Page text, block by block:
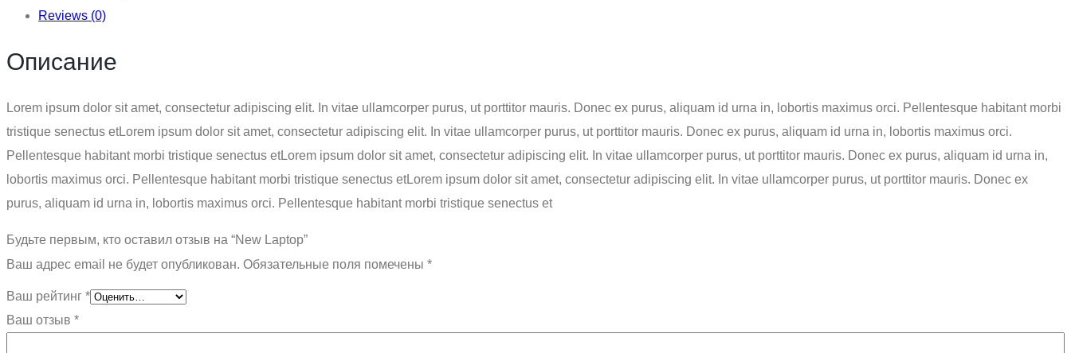
Reviews (0)
Описание
Lorem ipsum dolor sit amet, consectetur adipiscing elit. In vitae ullamcorper purus, ut porttitor mauris. Donec ex purus, aliquam id urna in, lobortis maximus orci. Pellentesque habitant morbi
tristique senectus etLorem ipsum dolor sit amet, consectetur adipiscing elit. In vitae ullamcorper purus, ut porttitor mauris. Donec ex purus, aliquam id urna in, lobortis maximus orci.
Pellentesque habitant morbi tristique senectus etLorem ipsum dolor sit amet, consectetur adipiscing elit. In vitae ullamcorper purus, ut porttitor mauris. Donec ex purus, aliquam id urna in,
lobortis maximus orci. Pellentesque habitant morbi tristique senectus etLorem ipsum dolor sit amet, consectetur adipiscing elit. In vitae ullamcorper purus, ut porttitor mauris. Donec ex
purus, aliquam id urna in, lobortis maximus orci. Pellentesque habitant morbi tristique senectus et
Будьте первым, кто оставил отзыв на “New Laptop”
Ваш адрес email не будет опубликован. Обязательные поля помечены *
Ваш рейтинг *
Ваш отзыв *